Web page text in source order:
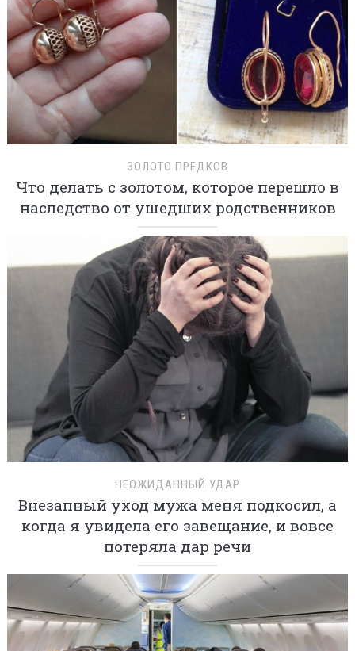
ЗОЛОТО ПРЕДКОВ
Что делать с золотом, которое перешло в
наследство от ушедших родственников
НЕОЖИДАННЫЙ УДАР
Внезапный уход мужа меня подкосил, а
когда я увидела его завещание, и вовсе
потеряла дар речи